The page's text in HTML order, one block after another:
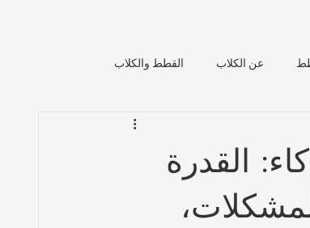
عن الكلاب القطط والكلاب
القدرة